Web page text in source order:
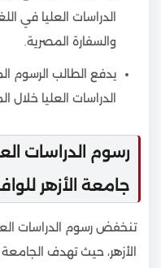
الدراسات العليا في
والسفارة المصرية.
يدفع الطالب الرسوم
الدراسات العليا
رسوم الدراسات
جامعة الأزهر
تنخفض رسوم الدراسات
الأزهر، حيث تهدف